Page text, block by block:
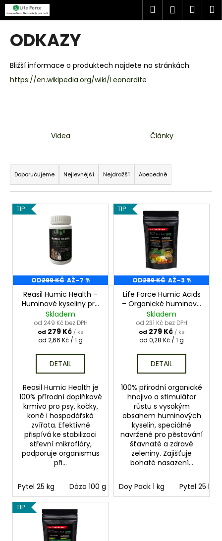
Přejít
na
obsah
Hledat
ODKAZY
Bližší informace o produktech najdete na stránkách:
https://en.wikipedia.org/wiki/Leonardite
Videa Články
Ř
a
z
e
n
d
Doporučujeme Nejlevnější Nejdražší Abecedně
V
ý
r
TIP
OD299 KČ AŽ–7 %
Reasil Humic Health –
Huminové kyseliny pro
psy a kočky
Skladem
od 249 Kč bez DPH
od 279 Kč / ks
Měrná
od 2,66 Kč / 1 g
DETAIL
Reasil Humic Health je
100% přírodní doplňkové
krmivo pro psy, kočky,
koně i hospodářská
zvířata. Efektivně
přispívá ke stabilizaci
střevní mikroflóry,
podporuje organismus
při...
Pytel 25 kg Dóza 100 g Sada 3ks
TIP
OD289 KČ AŽ–3 %
Life Force Humic Acids
– Organické huminové
hnojivo na zeleninu
Skladem
od 231 Kč bez DPH
od 279 Kč / ks
Měrná
od 0,28 Kč / 1 g
DETAIL
100% přírodní organické
hnojivo a stimulátor
růstu s vysokým
obsahem huminových
kyselin, speciálně
navržené pro pěstování
šťavnaté a zdravé
zeleniny. Zajišťuje
bohaté nasazení...
Doy Pack 1 kg Pytel 25 kg
TIP
K
o
o
p
j
e
t
e
t
?